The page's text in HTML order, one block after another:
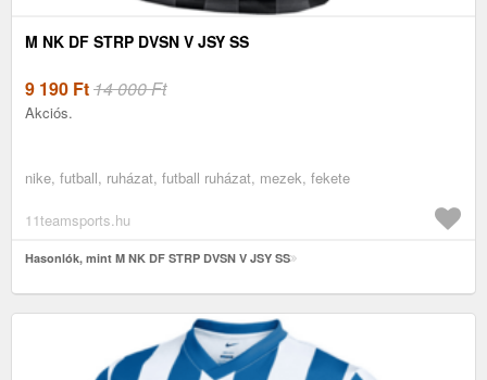
M NK DF STRP DVSN V JSY SS
9 190 Ft14 000 Ft
Akciós.
nike, futball, ruházat, futball ruházat, mezek, fekete
11teamsports.hu
Hasonlók, mint M NK DF STRP DVSN V JSY SS